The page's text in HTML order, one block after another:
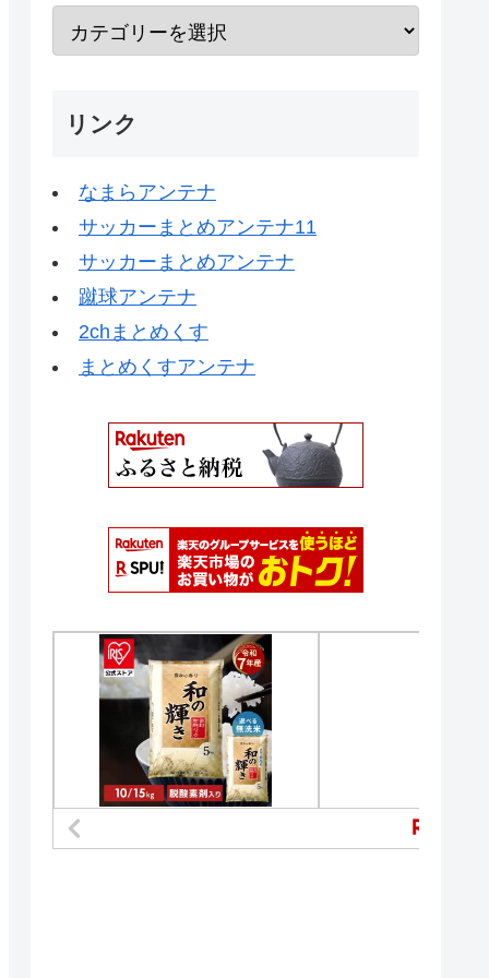
リンク
なまらアンテナ
サッカーまとめアンテナ11
サッカーまとめアンテナ
蹴球アンテナ
2chまとめくす
まとめくすアンテナ